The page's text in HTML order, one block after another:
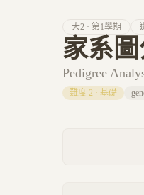
大2 · 第1學期
家系
Pedigree
難度 2 · 基礎